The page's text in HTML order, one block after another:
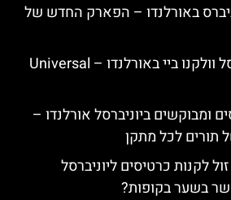
באורלנדו – הפארק החדש של
פארק המים יוניברסל וולקנו ביי באורלנדו – Universal
ומבוקשים ביוניברסל אורלנדו –
תורים לכל מתקן
לקנות כרטיסים ליוניברסל
בשער בקופות?